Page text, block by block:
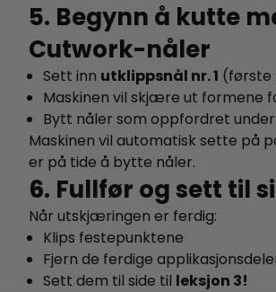
5. Begynn å kutte
Cutwork-nåler
Sett inn utklippsnål nr. 1 (første
Maskinen vil skjære ut formene
Bytt nåler som oppfordret
Maskinen vil automatisk sette på
er på tide å bytte nåler.
6. Fullfør og sett til
Når utskjæringen er ferdig:
Klips festepunktene
Fjern de ferdige
Sett dem til side til leksjon 3!